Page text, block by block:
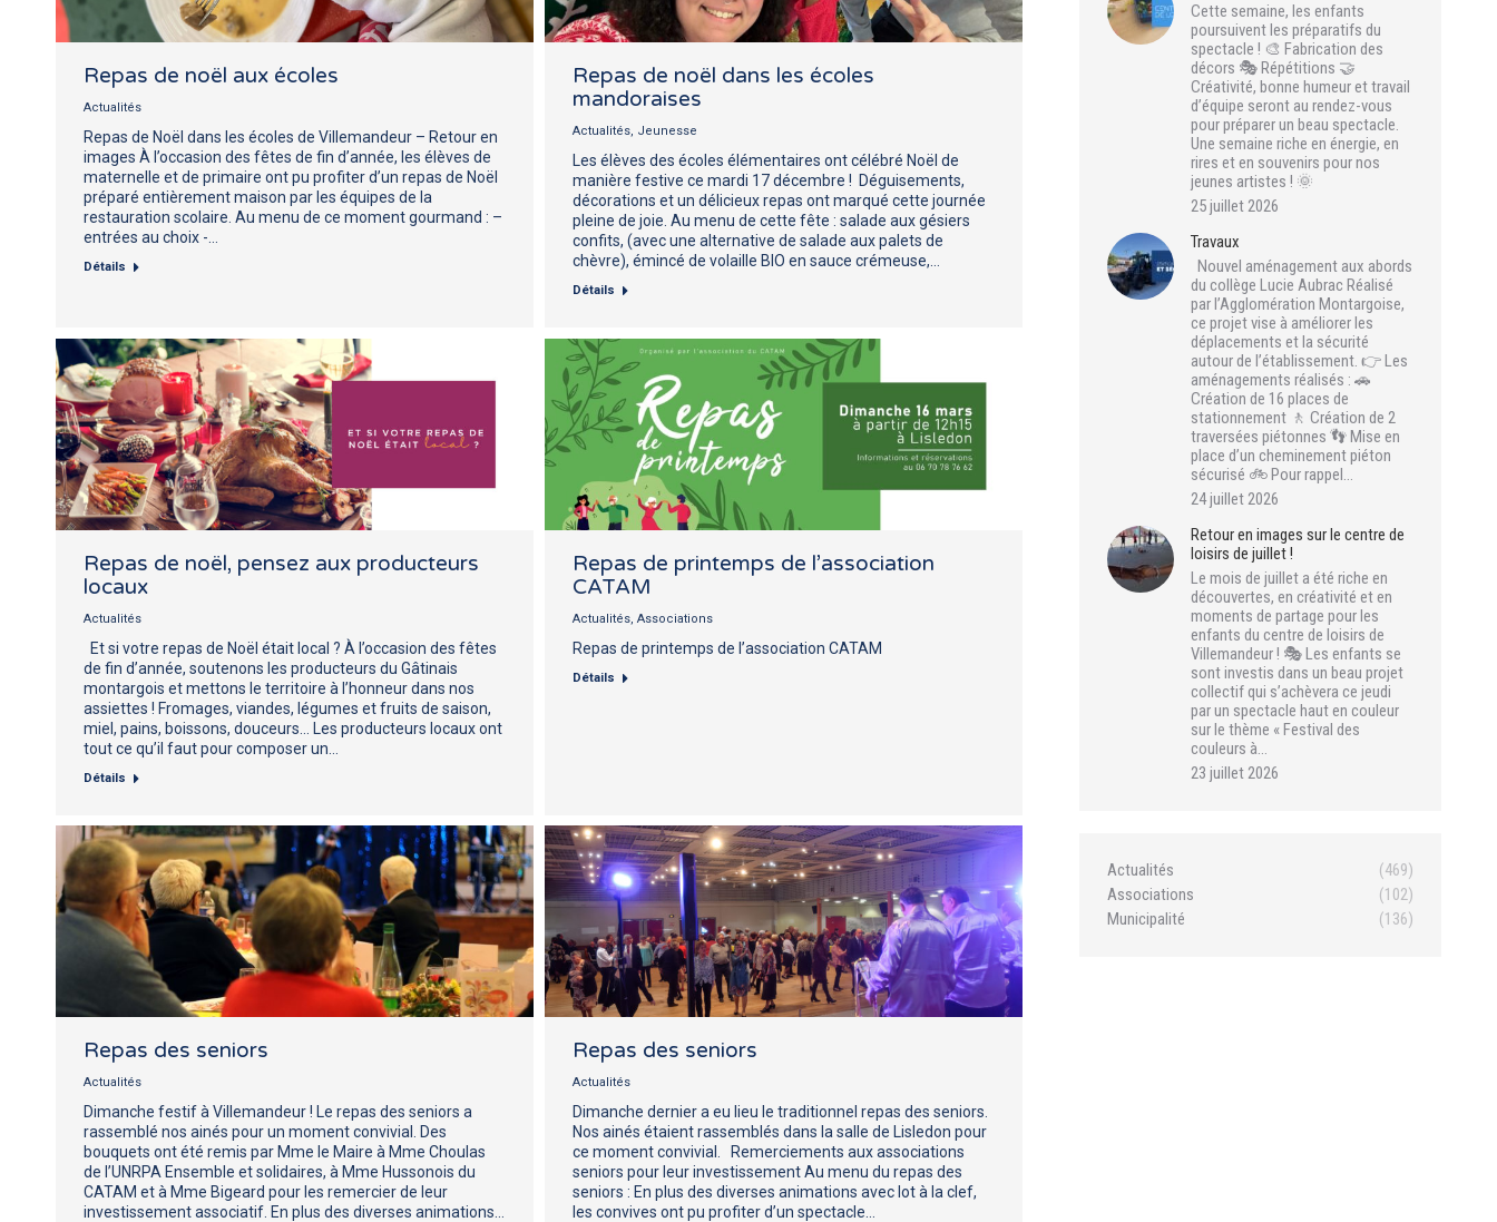
Repas de noël aux écoles
Actualités
Repas de Noël dans les écoles de Villemandeur – Retour en
images À l’occasion des fêtes de fin d’année, les élèves de
maternelle et de primaire ont pu profiter d’un repas de Noël
préparé entièrement maison par les équipes de la
restauration scolaire. Au menu de ce moment gourmand : –
entrées au choix -…
Détails
Repas de noël dans les écoles
mandoraises
Actualités Jeunesse
Les élèves des écoles élémentaires ont célébré Noël de
manière festive ce mardi 17 décembre ! Déguisements,
décorations et un délicieux repas ont marqué cette journée
pleine de joie. Au menu de cette fête : salade aux gésiers
confits, (avec une alternative de salade aux palets de
chèvre), émincé de volaille BIO en sauce crémeuse,…
Détails
Repas de noël, pensez aux producteurs
locaux
Actualités
Et si votre repas de Noël était local ? À l’occasion des fêtes
de fin d’année, soutenons les producteurs du Gâtinais
montargois et mettons le territoire à l’honneur dans nos
assiettes ! Fromages, viandes, légumes et fruits de saison,
miel, pains, boissons, douceurs… Les producteurs locaux ont
tout ce qu’il faut pour composer un…
Détails
Repas de printemps de l’association
CATAM
Actualités Associations
Repas de printemps de l’association CATAM
Détails
Repas des seniors
Actualités
Dimanche festif à Villemandeur ! Le repas des seniors a
rassemblé nos ainés pour un moment convivial. Des
bouquets ont été remis par Mme le Maire à Mme Choulas
de l’UNRPA Ensemble et solidaires, à Mme Hussonois du
CATAM et à Mme Bigeard pour les remercier de leur
investissement associatif. En plus des diverses animations…
Repas des seniors
Actualités
Dimanche dernier a eu lieu le traditionnel repas des seniors.
Nos ainés étaient rassemblés dans la salle de Lisledon pour
ce moment convivial. Remerciements aux associations
seniors pour leur investissement Au menu du repas des
seniors : En plus des diverses animations avec lot à la clef,
les convives ont pu profiter d’un spectacle…
Cette semaine, les enfants
poursuivent les préparatifs du
spectacle ! 🎨 Fabrication des
décors 🎭 Répétitions 🤝
Créativité, bonne humeur et travail
d’équipe seront au rendez-vous
pour préparer un beau spectacle.
Une semaine riche en énergie, en
rires et en souvenirs pour nos
jeunes artistes ! 🌞
25 juillet 2026
Travaux
Nouvel aménagement aux abords
du collège Lucie Aubrac Réalisé
par l’Agglomération Montargoise,
ce projet vise à améliorer les
déplacements et la sécurité
autour de l’établissement. 👉 Les
aménagements réalisés : 🚗
Création de 16 places de
stationnement 🚶 Création de 2
traversées piétonnes 👣 Mise en
place d’un cheminement piéton
sécurisé 🚲 Pour rappel…
24 juillet 2026
Retour en images sur le centre de
loisirs de juillet !
Le mois de juillet a été riche en
découvertes, en créativité et en
moments de partage pour les
enfants du centre de loisirs de
Villemandeur ! 🎭 Les enfants se
sont investis dans un beau projet
collectif qui s’achèvera ce jeudi
par un spectacle haut en couleur
sur le thème « Festival des
couleurs à…
23 juillet 2026
Actualités
(469)
Associations
(102)
Municipalité
(136)